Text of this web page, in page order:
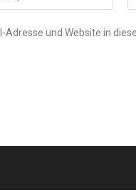
Adresse und Website in